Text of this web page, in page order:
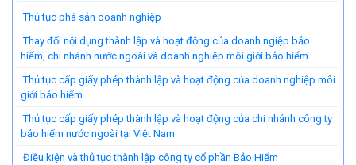
Thủ tục phá sản doanh nghiệp
Thay đổi nội dụng thành lập và hoạt động của doanh ngiệp bảo
hiểm, chi nhánh nước ngoài và doanh nghiệp môi giới bảo hiểm
Thủ tục cấp giấy phép thành lập và hoạt động của doanh nghiệp môi
giới bảo hiểm
Thủ tục cấp giấy phép thành lập và hoạt động của chi nhánh công ty
bảo hiểm nước ngoài tại Việt Nam
Điều kiện và thủ tục thành lập công ty cổ phần Bảo Hiểm